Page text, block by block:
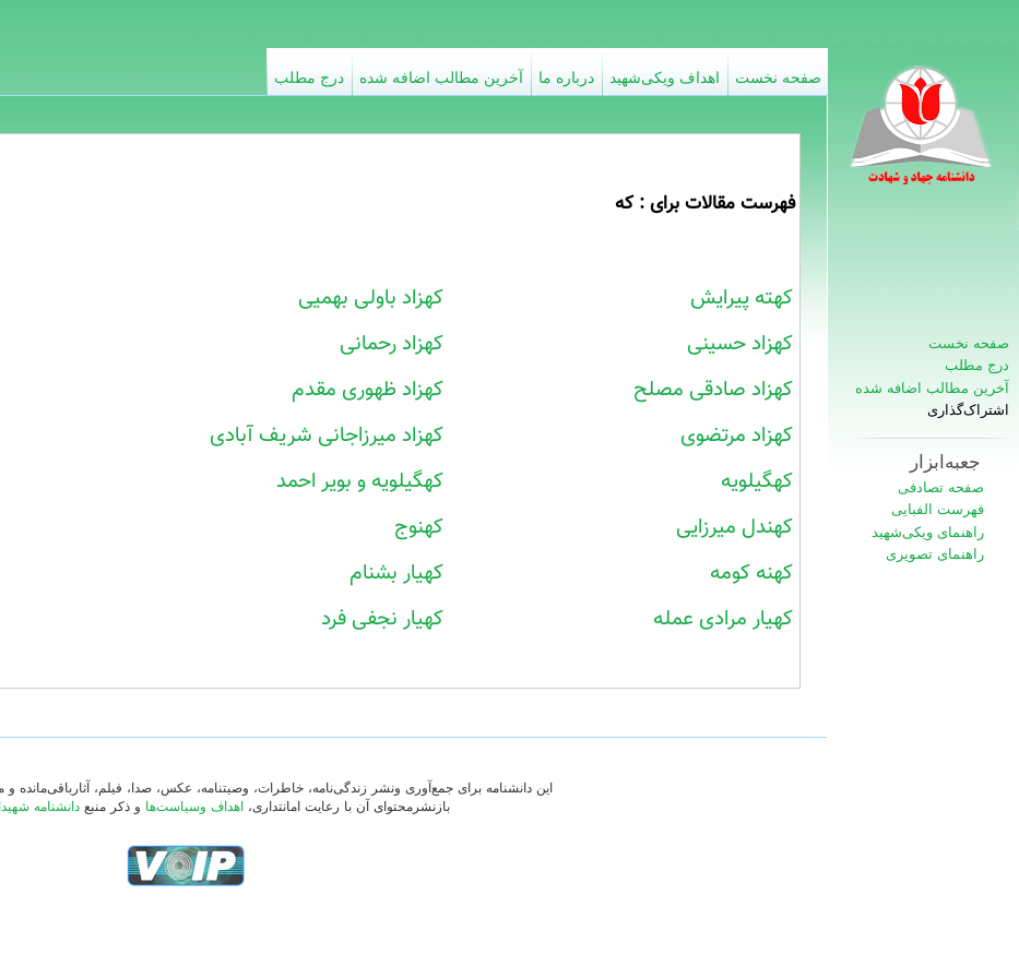
فهرست مقالات برای : که
کهته پیرایش کهزاد باولی بهمیی
کهزاد حسینی
کهزاد رحمانی
کهزاد صادقی مصلح
کهزاد ظهوری مقدم
کهزاد مرتضوی
کهزاد میرزاجانی شریف آبادی
کهگیلویه
کهگیلویه و بویر احمد
کهندل میرزایی
کهنوج
کهنه کومه
کهیار بشنام
کهیار مرادی عمله
کهیار نجفی فرد
درج مطلب آخرین مطالب اضافه شده درباره ما اهداف ویکی‌شهید صفحه نخست
صفحه نخست
درج مطلب
آخرین مطالب اضافه شده
اشتراک‌گذاری
جعبه‌ابزار
صفحه تصادفی
فهرست الفبایی
راهنمای ویکی‌شهید
راهنمای تصویری
این دانشنامه برای جمع‌آوری ونشر زندگی‌نامه، خاطرات، وصیتنامه، عکس، صدا، فیلم،
بازنشرمحتوای آن با رعایت امانتداری، اهداف وسیاست‌ها و ذکر منبعدانشنامه